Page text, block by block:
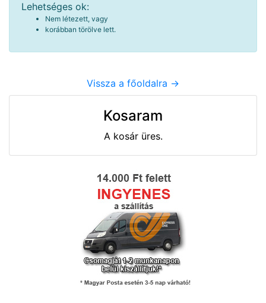
Lehetséges ok:
Nem létezett, vagy
korábban törölve lett.
Vissza a főoldalra ->
Kosaram
A kosár üres.